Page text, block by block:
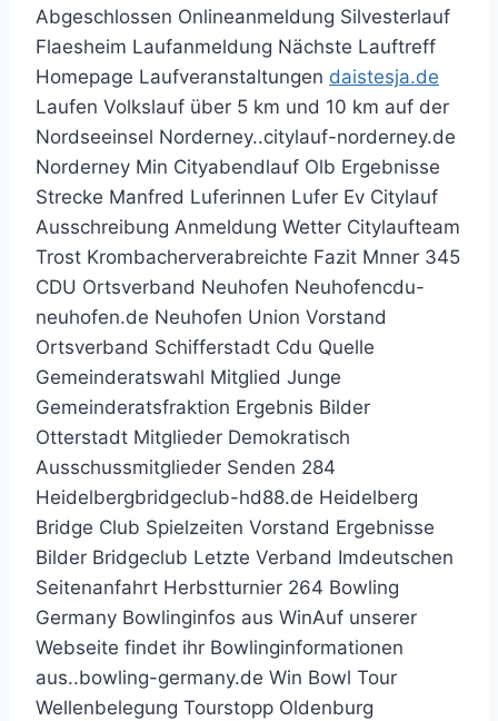
Abgeschlossen Onlineanmeldung Silvesterlauf
Flaesheim Laufanmeldung Nächste Lauftreff
Homepage Laufveranstaltungen daistesja.de
Laufen Volkslauf über 5 km und 10 km auf der
Nordseeinsel Norderney..citylauf-norderney.de
Norderney Min Cityabendlauf Olb Ergebnisse
Strecke Manfred Luferinnen Lufer Ev Citylauf
Ausschreibung Anmeldung Wetter Citylaufteam
Trost Krombacherverabreichte Fazit Mnner 345
CDU Ortsverband Neuhofen Neuhofencdu-
neuhofen.de Neuhofen Union Vorstand
Ortsverband Schifferstadt Cdu Quelle
Gemeinderatswahl Mitglied Junge
Gemeinderatsfraktion Ergebnis Bilder
Otterstadt Mitglieder Demokratisch
Ausschussmitglieder Senden 284
Heidelbergbridgeclub-hd88.de Heidelberg
Bridge Club Spielzeiten Vorstand Ergebnisse
Bilder Bridgeclub Letzte Verband Imdeutschen
Seitenanfahrt Herbstturnier 264 Bowling
Germany Bowlinginfos aus WinAuf unserer
Webseite findet ihr Bowlinginformationen
aus..bowling-germany.de Win Bowl Tour
Wellenbelegung Tourstopp Oldenburg